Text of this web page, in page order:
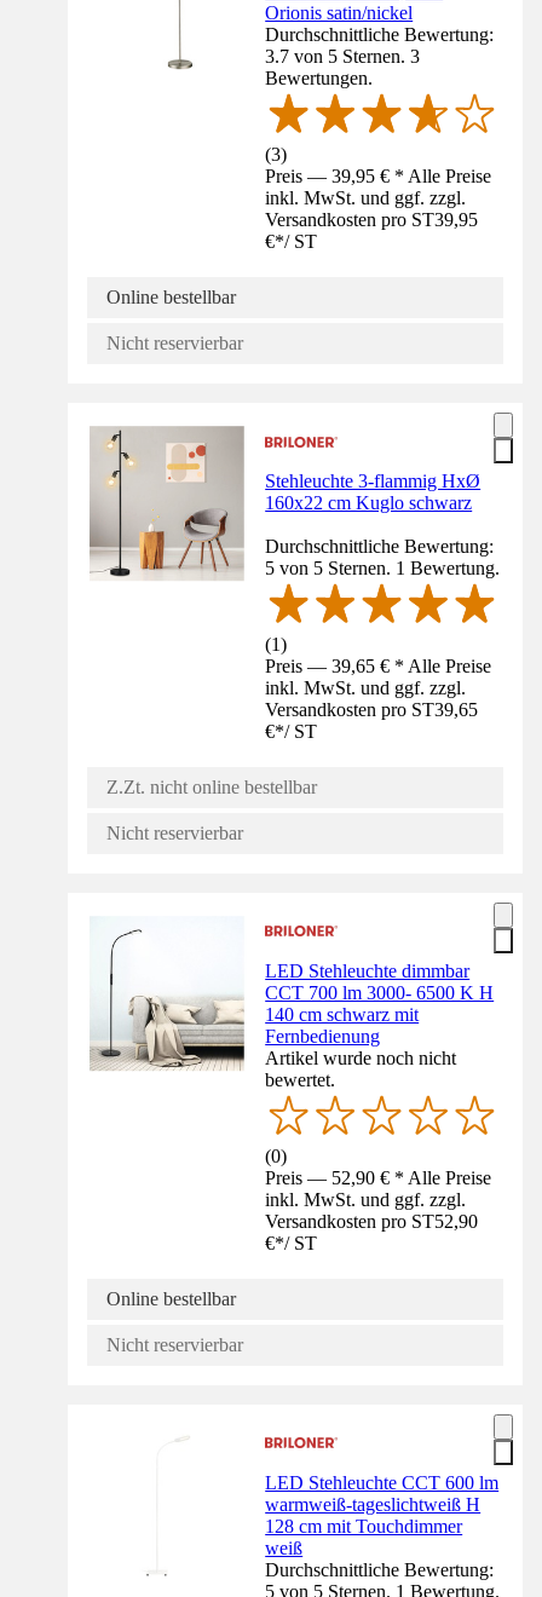
Orionis satin/nickel
Durchschnittliche Bewertung:
3.7 von 5 Sternen. 3
Bewertungen.
(3)
Preis — 39,95 € * Alle Preise
inkl. MwSt. und ggf. zzgl.
Versandkosten pro ST39,95
€*/ ST
Online bestellbar
Nicht reservierbar
Stehleuchte 3-flammig HxØ
160x22 cm Kuglo schwarz
Durchschnittliche Bewertung:
5 von 5 Sternen. 1 Bewertung.
(1)
Preis — 39,65 € * Alle Preise
inkl. MwSt. und ggf. zzgl.
Versandkosten pro ST39,65
€*/ ST
Z.Zt. nicht online bestellbar
Nicht reservierbar
LED Stehleuchte dimmbar
CCT 700 lm 3000- 6500 K H
140 cm schwarz mit
Fernbedienung
Artikel wurde noch nicht
bewertet.
(0)
Preis — 52,90 € * Alle Preise
inkl. MwSt. und ggf. zzgl.
Versandkosten pro ST52,90
€*/ ST
Online bestellbar
Nicht reservierbar
LED Stehleuchte CCT 600 lm
warmweiß-tageslichtweiß H
128 cm mit Touchdimmer
weiß
Durchschnittliche Bewertung:
5 von 5 Sternen. 1 Bewertung.